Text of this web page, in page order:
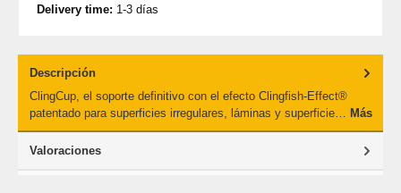
Delivery time: 1-3 días
Descripción
ClingCup, el soporte definitivo con el efecto Clingfish-Effect®
patentado para superficies irregulares, láminas y superficie…
Más
Valoraciones